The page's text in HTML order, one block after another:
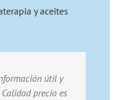
y aceites
útil y
precio es